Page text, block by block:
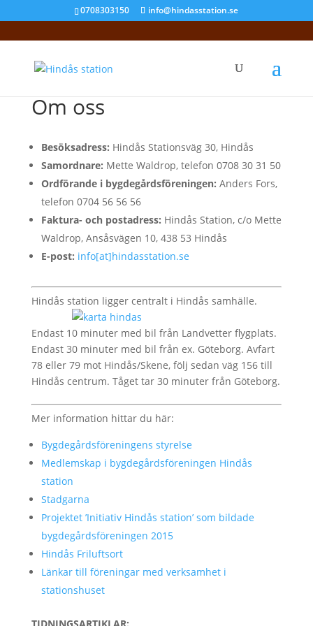
0708303150 info@hindasstation.se
Om oss
Besöksadress: Hindås Stationsväg 30, Hindås
Samordnare: Mette Waldrop, telefon 0708 30 31 50
Ordförande i bygdegårdsföreningen: Anders Fors,
telefon 0704 56 56 56
Faktura- och postadress: Hindås Station, c/o Mette
Waldrop, Ansåsvägen 10, 438 53 Hindås
E-post: info[at]hindasstation.se
Hindås station ligger centralt i Hindås samhälle.
Endast 10 minuter med bil från Landvetter flygplats.
Endast 30 minuter med bil från ex. Göteborg. Avfart
78 eller 79 mot Hindås/Skene, följ sedan väg 156 till
Hindås centrum. Tåget tar 30 minuter från Göteborg.
Mer information hittar du här:
Bygdegårdsföreningens styrelse
Medlemskap i bygdegårdsföreningen Hindås
station
Stadgarna
Projektet ’Initiativ Hindås station’ som bildade
bygdegårdsföreningen 2015
Hindås Friluftsort
Länkar till föreningar med verksamhet i
stationshuset